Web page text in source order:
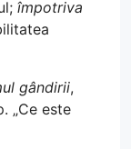
împotriva
gândirii,
„Ce este